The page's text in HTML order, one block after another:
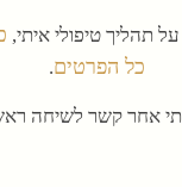
תהליך טיפולי איתי,
כל הפרטים.
אחר קשר לשיחה